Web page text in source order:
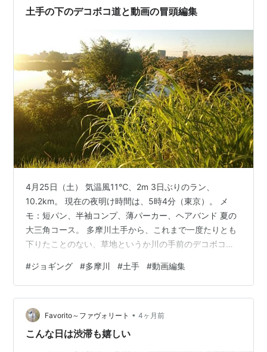
土手の下のデコボコ道と動画の冒頭編集
4月25日（土） 気温風11℃、2m 3日ぶりのラン、
10.2km。 現在の夜明け時間は、5時4分（東京）。 メ
モ：短パン、半袖コンプ、薄パーカー、ヘアバンド 夏の
大三角コース。 多摩川土手から、これまで一度たりとも
下りたことのない、草地というか川の手前のデコボコの
で、あちこちで寄り道したり探検しなければならない。
この土手の下の道（土手よりもさらに川に近い道）は、
まるで獣道のようなところもあり、6年間で一度も走った
ことがなかった。 いつも土手から見下ろしては「デコボ
コ道には絶対に下りたくないなー」と思っていたのだ
#ジョギング #多摩川 #土手 #動画編集
Favorito～ファヴォリート • 4ヶ月前
こんな日は渋滞も嬉しい